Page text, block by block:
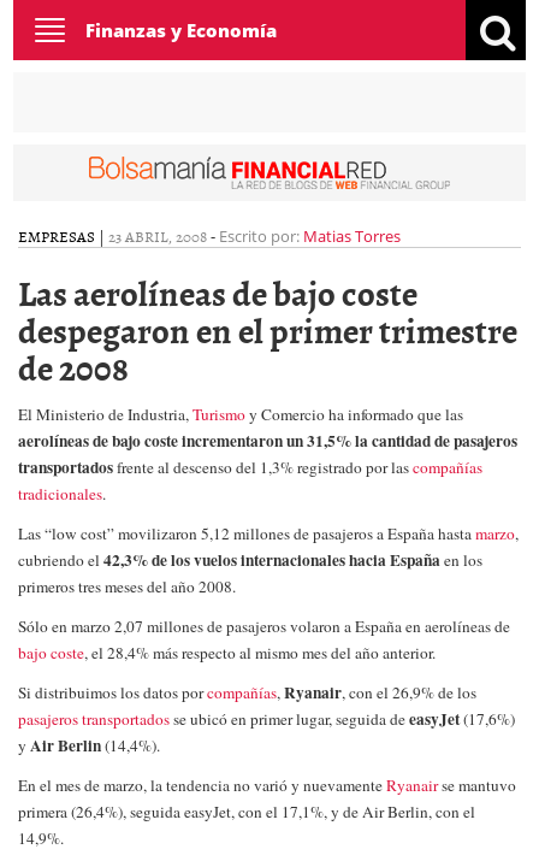
Toggle
navigation
Finanzas y Economía
EMPRESAS | 23 ABRIL, 2008- Escrito por: Matias Torres
Las aerolíneas de bajo coste
despegaron en el primer trimestre
de 2008
El Ministerio de Industria,Turismoy Comercio ha informado que las
aerolíneas de bajo costeincrementaron un 31,5% la cantidad de pasajeros
transportadosfrente al descenso del 1,3% registrado por lascompañías
tradicionales.
Las “low cost” movilizaron 5,12 millones de pasajeros a España hastamarzo,
cubriendo el 42,3% de los vuelos internacionales hacia Españaen los
primeros tres meses del año 2008.
Sólo en marzo 2,07 millones de pasajeros volaron a España en aerolíneas de
bajo coste, el 28,4% más respecto al mismo mes del año anterior.
Si distribuimos los datos porcompañías,Ryanair, con el 26,9% de los
pasajeros transportadosse ubicó en primer lugar, seguida deeasyJet(17,6%)
y Air Berlin(14,4%).
En el mes de marzo, la tendencia no varió y nuevamenteRyanairse mantuvo
primera (26,4%), seguida easyJet, con el 17,1%, y de Air Berlin, con el
14,9%.